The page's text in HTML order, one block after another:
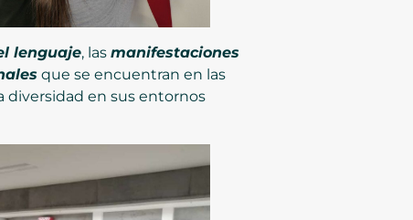
lenguaje, las manifestaciones
que se encuentran en las
diversidad en sus entornos